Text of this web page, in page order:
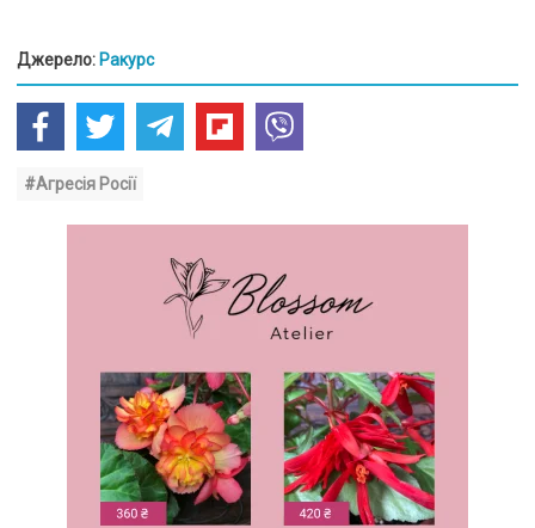
Джерело: Ракурс
#Агресія Росії